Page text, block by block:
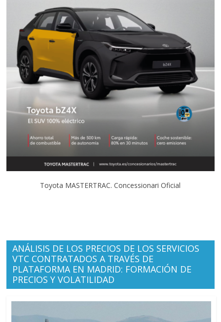
Toyota MASTERTRAC. Concessionari Oficial
ANÁLISIS DE LOS PRECIOS DE LOS SERVICIOS
VTC CONTRATADOS A TRAVÉS DE
PLATAFORMA EN MADRID: FORMACIÓN DE
PRECIOS Y VOLATILIDAD